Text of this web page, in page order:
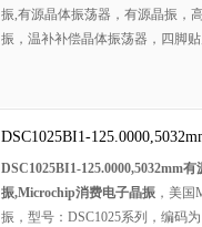
振,有源晶体振荡器，有源晶振，
振，温补补偿晶体振荡器，四脚
温度范围：-30℃至+85℃，小体积
5.0x3.2mm，HCMOS输出晶体，
振，有源晶体振荡器，该晶振产品
体积的温补晶振(TCXO)产品本身
作用的晶体振荡器，最适合于
DSC1025BI1-
振,Microchip消费电子晶振
DSC1025BI1-125.0000,5032mm有
振,Microchip消费电子晶振 ，美国
振，型号：DSC1025系列，编码为